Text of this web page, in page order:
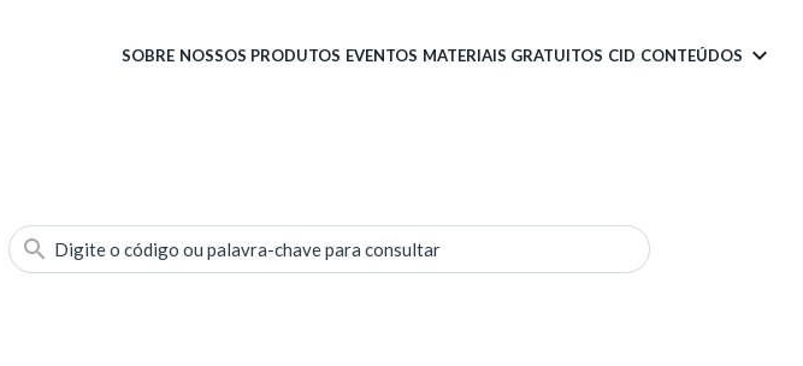
SOBRE NOSSOS PRODUTOS EVENTOS MATERIAIS GRATUITOS CID CONTEÚDOS
Digite o código ou palavra-chave para consultar